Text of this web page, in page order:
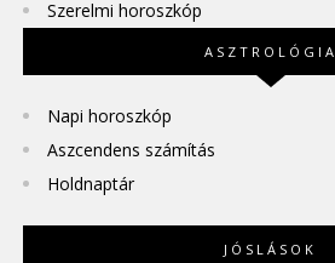
Szerelmi horoszkóp
ASZTROLÓGIA
Napi horoszkóp
Aszcendens számítás
Holdnaptár
JÓSLÁSOK